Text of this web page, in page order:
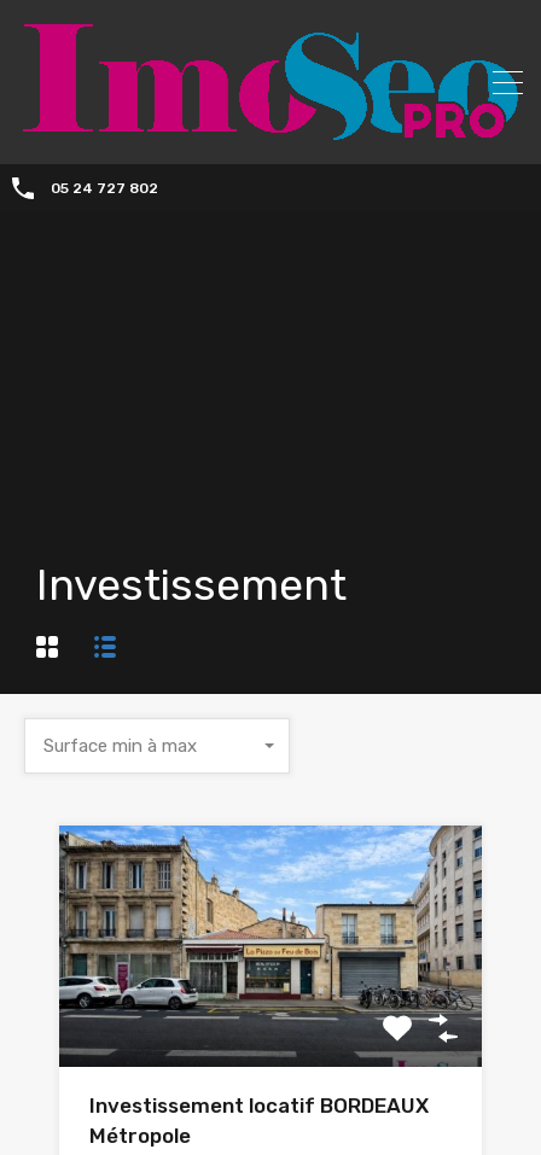
05 24 727 802
Investissement
Surface min à max
Investissement locatif BORDEAUX
Métropole